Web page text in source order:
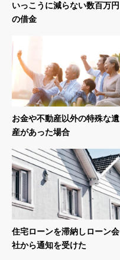
いっこうに減らない数百万円
の借金
お金や不動産以外の特殊な遺
産があった場合
住宅ローンを滞納しローン会
社から通知を受けた